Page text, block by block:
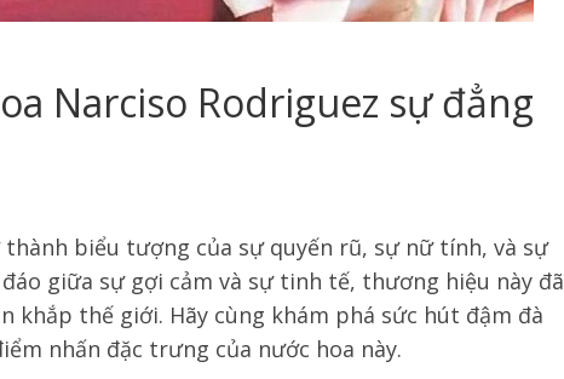
Narciso Rodriguez sự đẳng
biểu tượng của sự quyến rũ, sự nữ tính, và sự
giữa sự gợi cảm và sự tinh tế, thương hiệu này đã
thế giới. Hãy cùng khám phá sức hút đậm đà
nhấn đặc trưng của nước hoa này.